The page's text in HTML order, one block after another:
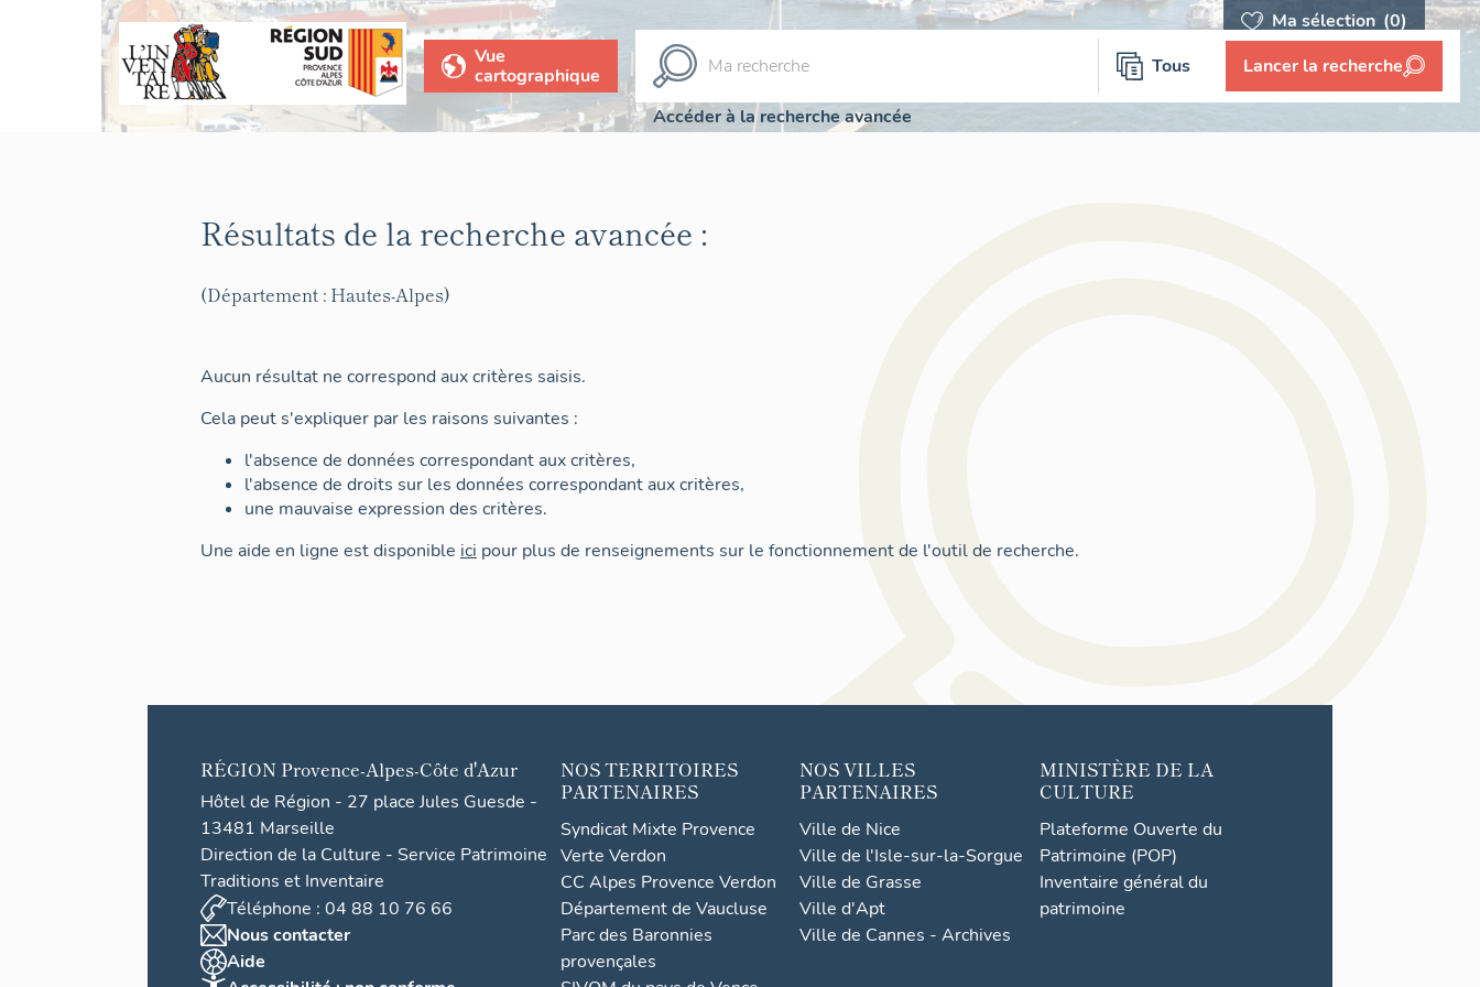
Ma sélection (0)
Vue
cartographique
Tous Lancer la recherche
Accéder à la recherche avancée
Résultats de la recherche avancée :
(Département : Hautes-Alpes)
Aucun résultat ne correspond aux critères saisis.
Cela peut s'expliquer par les raisons suivantes :
l'absence de données correspondant aux critères,
l'absence de droits sur les données correspondant aux critères,
une mauvaise expression des critères.
Une aide en ligne est disponible ici pour plus de renseignements sur le fonctionnement de l'outil de recherche.
RÉGION Provence-Alpes-Côte d'Azur
Hôtel de Région - 27 place Jules Guesde -
13481 Marseille
Direction de la Culture - Service Patrimoine
Traditions et Inventaire
Téléphone : 04 88 10 76 66
Nous contacter
Aide
NOS TERRITOIRES
PARTENAIRES
Syndicat Mixte Provence
Verte Verdon
CC Alpes Provence Verdon
Département de Vaucluse
Parc des Baronnies
provençales
NOS VILLES
PARTENAIRES
Ville de Nice
Ville de l'Isle-sur-la-Sorgue
Ville de Grasse
Ville d'Apt
Ville de Cannes - Archives
MINISTÈRE DE LA
CULTURE
Plateforme Ouverte du
Patrimoine (POP)
Inventaire général du
patrimoine